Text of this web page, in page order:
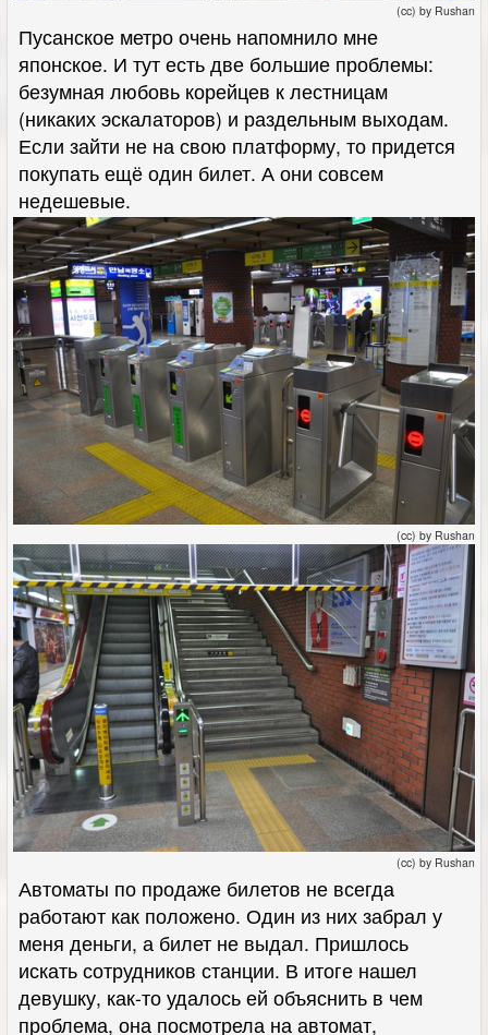
(cc) by Rushan
Пусанское метро очень напомнило мне
японское. И тут есть две большие проблемы:
безумная любовь корейцев к лестницам
(никаких эскалаторов) и раздельным выходам.
Если зайти не на свою платформу, то придется
покупать ещё один билет. А они совсем
недешевые.
(cc) by Rushan
(cc) by Rushan
Автоматы по продаже билетов не всегда
работают как положено. Один из них забрал у
меня деньги, а билет не выдал. Пришлось
искать сотрудников станции. В итоге нашел
девушку, как-то удалось ей объяснить в чем
проблема, она посмотрела на автомат,